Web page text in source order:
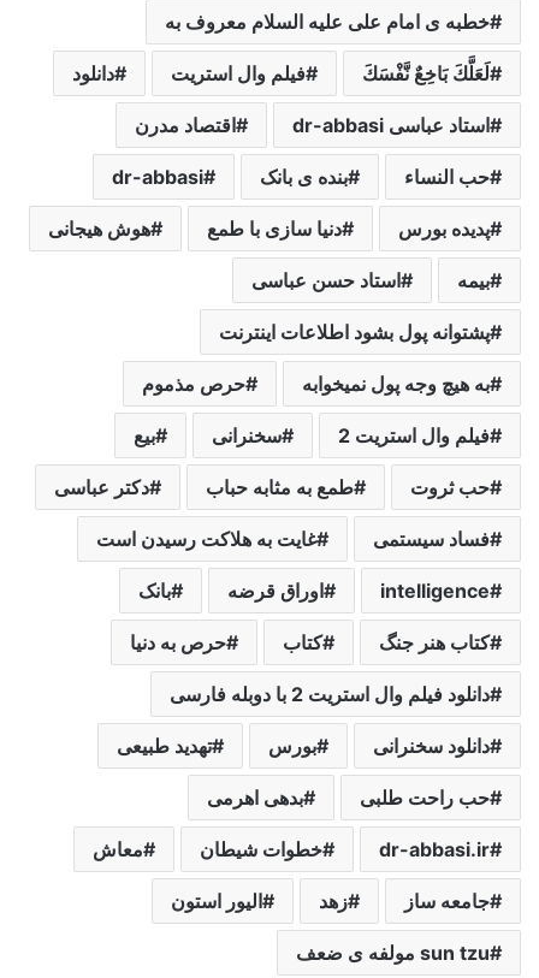
خطبه ی امام علی علیه السلام معروف به
لَعَلَّكَ بَاخِعٌ نَّفْسَكَ فیلم وال استریت دانلود
استاد عباسی dr-abbasi اقتصاد مدرن
حب النساء بنده ی بانک dr-abbasi
پدیده بورس دنیا سازی با طمع هوش هیجانی
بیمه استاد حسن عباسی
پشتوانه پول بشود اطلاعات اینترنت
به هیچ وجه پول نمیخوابه حرص مذموم
فیلم وال استریت 2 سخنرانی بیع
حب ثروت طمع به مثابه حباب دکتر عباسی
فساد سیستمی غایت به هلاکت رسیدن است
intelligence اوراق قرضه بانک
کتاب هنر جنگ کتاب حرص به دنیا
دانلود فیلم وال استریت 2 با دوبله فارسی
دانلود سخنرانی بورس تهدید طبیعی
حب راحت طلبی بدهی اهرمی
dr-abbasi.ir خطوات شیطان معاش
جامعه ساز زهد الیور استون
sun tzu مولفه ی ضعف